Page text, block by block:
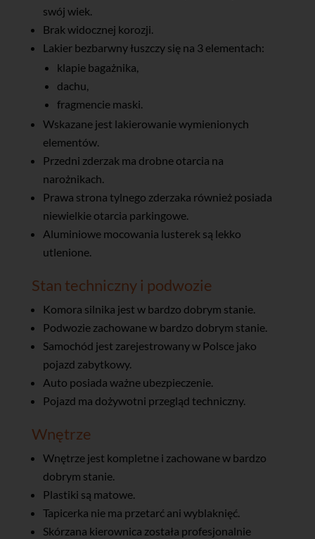
swój wiek.
Brak widocznej korozji.
Lakier bezbarwny łuszczy się na 3 elementach:
klapie bagażnika,
dachu,
fragmencie maski.
Wskazane jest lakierowanie wymienionych
elementów.
Przedni zderzak ma drobne otarcia na
narożnikach.
Prawa strona tylnego zderzaka również posiada
niewielkie otarcia parkingowe.
Aluminiowe mocowania lusterek są lekko
utlenione.
Stan techniczny i podwozie
Komora silnika jest w bardzo dobrym stanie.
Podwozie zachowane w bardzo dobrym stanie.
Samochód jest zarejestrowany w Polsce jako
pojazd zabytkowy.
Auto posiada ważne ubezpieczenie.
Pojazd ma dożywotni przegląd techniczny.
Wnętrze
Wnętrze jest kompletne i zachowane w bardzo
dobrym stanie.
Plastiki są matowe.
Tapicerka nie ma przetarć ani wyblaknięć.
Skórzana kierownica została profesjonalnie